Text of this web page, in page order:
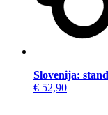
Slovenija:
€ 52,90